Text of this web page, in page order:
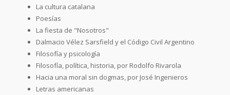
La cultura catalana
Poesías
La fiesta de "Nosotros"
Dalmacio Vélez Sarsfield y el Código Civil Argentino
Filosofía y psicología
Filosofía, política, historia, por Rodolfo Rivarola
Hacia una moral sin dogmas, por José Ingenieros
Letras americanas